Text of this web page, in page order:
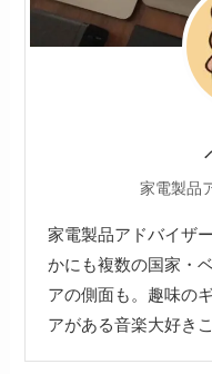
家電製品
家電製品アドバイザ
かにも複数の国家・
アの側面も。趣味の
アがある音楽大好き